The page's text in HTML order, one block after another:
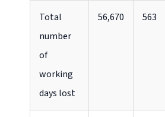
Total
number
of
working
days lost
56,670 563